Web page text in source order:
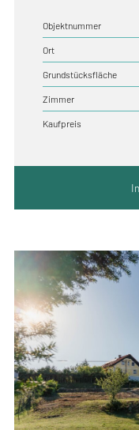
Objektnummer
Ort
Grundstücksfläche
Zimmer
Kaufpreis